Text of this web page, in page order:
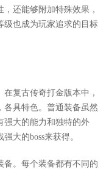
还能够附加特殊效果，
级也成为玩家追求的目标
复古传奇打金版本中，
各具特色。普通装备虽然
强大的能力和独特的外
大的boss来获得。
备。每个装备都有不同的